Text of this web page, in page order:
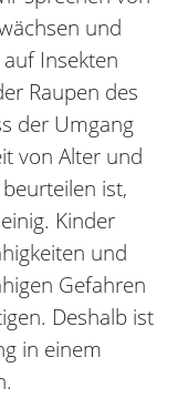
und
Insekten
Raupen des
der Umgang
von Alter und
ist,
Kinder
und
Gefahren
Deshalb ist
in einem